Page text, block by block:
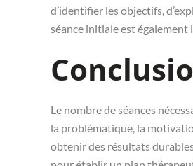
d’identifier les objectifs,
séance initiale est également
Le nombre de séances
la problématique, la
obtenir des résultats